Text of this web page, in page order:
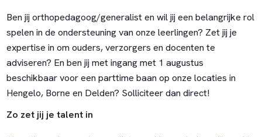
Ben jij orthopedagoog/generalist en wil jij een belangrijke rol
spelen in de ondersteuning van onze leerlingen? Zet jij je
expertise in om ouders, verzorgers en docenten te
adviseren? En ben jij met ingang met 1 augustus
beschikbaar voor een parttime baan op onze locaties in
Hengelo, Borne en Delden? Solliciteer dan direct!
Zo zet jij je talent in